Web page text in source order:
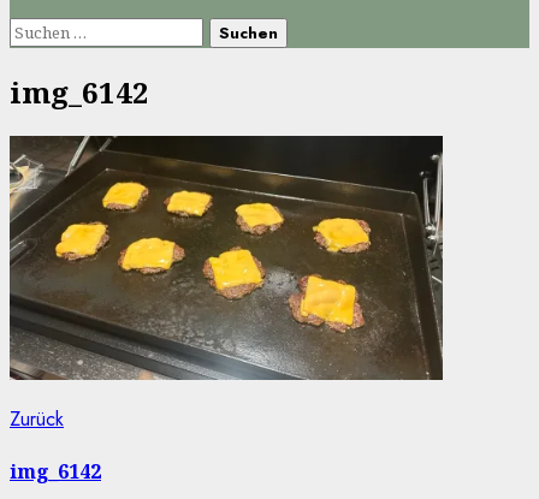
Suchen
img_6142
Beitragsnavigation
ZurückVorheriger
img_6142